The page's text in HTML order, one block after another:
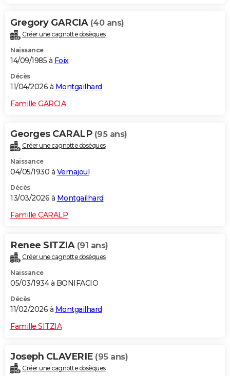
Dictionnaire
Biographies
Citations
Expressions
Proverbes
PROGRAMME TV
COPAINS D'AVANT
S'inscrire
Se connecter
Lycées
Collèges
Primaires
Universités
Entreprises
Service militaire
Avis de recherche
AVIS DE DÉCÈS
Gregory GARCIA (40 ans)
Créer une cagnotte obsèques
Naissance
14/09/1985 à Foix
Décès
11/04/2026 à Montgailhard
Famille GARCIA
Georges CARALP (95 ans)
Créer une cagnotte obsèques
Naissance
04/05/1930 à Vernajoul
Décès
13/03/2026 à Montgailhard
Famille CARALP
Renee SITZIA (91 ans)
Créer une cagnotte obsèques
Naissance
05/03/1934 à BONIFACIO
Décès
11/02/2026 à Montgailhard
Famille SITZIA
Joseph CLAVERIE (95 ans)
Créer une cagnotte obsèques